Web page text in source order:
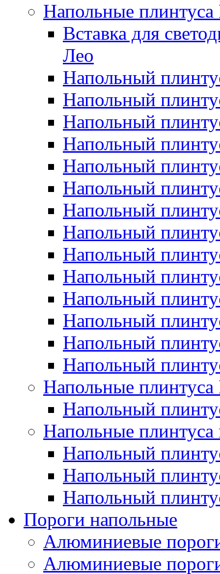
Напольные
Вставка для
Лео
Напольный
Напольный
Напольный
Напольный
Напольный
Напольный
Напольный
Напольный
Напольный
Напольный
Напольный
Напольный
Напольный
Напольный
Напольные
Напольный
Напольные плинтуса
Напольный
Напольный
Напольный
Пороги напольные
Алюминиевые
Алюминиевые